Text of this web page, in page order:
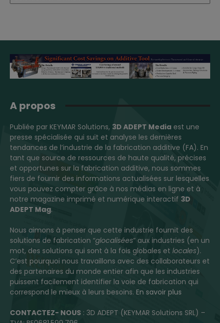
A propos
Publiée par KEYMAR Solutions, 3D ADEPT Media est une
presse spécialisée qui suit et analyse les dernières
tendances de l’industrie de la fabrication additive (FA). En
tant que source de ressources de haute qualité, précises
et opportunes sur la fabrication additive, nous sommes
fiers de fournir des informations actualisées sur lesquelles
vous pouvez compter grâce à nos médias en ligne et à
notre magazine imprimé et numérique interactif 3D
ADEPT Mag.
Nous aimons à penser que cette industrie fournit des
solutions de fabrication “glocalisées” aux industries (en un
mot, des solutions qui sont à la fois globales et locales).
C’est pourquoi nous travaillons avec des collaborateurs et
des partenaires du monde entier afin que les industries
puissent facilement identifier la voie de fabrication qui
correspond le mieux à leurs besoins. En savoir plus
CONTACTEZ- NOUS : 3D ADEPT (KEYMAR Solutions SRL) –